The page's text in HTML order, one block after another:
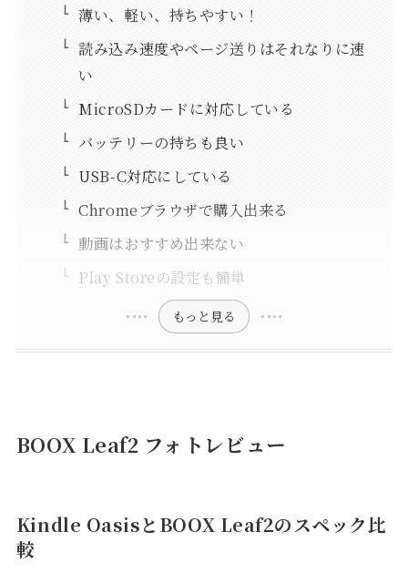
薄い、軽い、持ちやすい！
読み込み速度やページ送りはそれなりに速
い
MicroSDカードに対応している
バッテリーの持ちも良い
USB-C対応にしている
Chromeブラウザで購入出来る
動画はおすすめ出来ない
Play Storeの設定も簡単
もっと見る
BOOX Leaf2 フォトレビュー
Kindle OasisとBOOX Leaf2のスペック比
較